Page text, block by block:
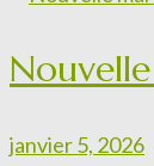
janvier 5, 2026